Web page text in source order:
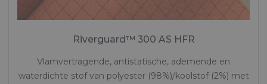
Riverguard™ 300 AS HFR
Vlamvertragende, antistatische, ademende en
waterdichte stof van polyester (98%)/koolstof (2%) met